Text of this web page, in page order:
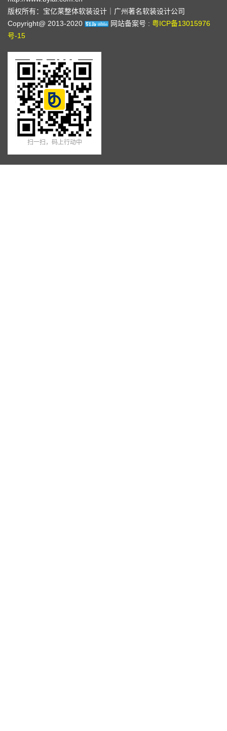
版权所有：宝亿莱整体软装设计｜广州著名软装设计公司
Copyright@ 2013-2020
网站备案号 : 粤ICP备13015976
号-15
扫一扫，码上行动中